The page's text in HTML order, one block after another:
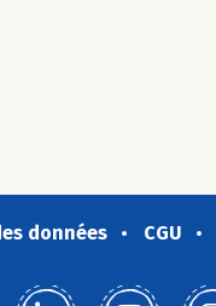
données CGU